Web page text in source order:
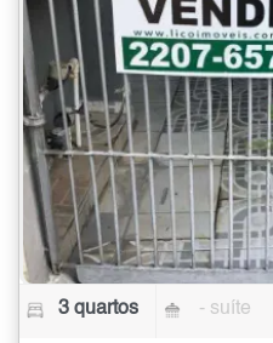
3 quartos - suíte